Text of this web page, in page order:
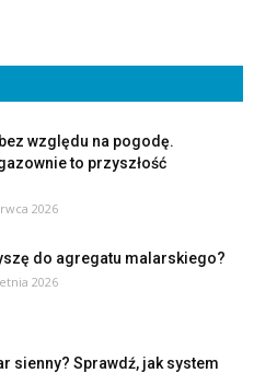
względu na pogodę.
to przyszłość
2026
do agregatu malarskiego?
2026
sienny? Sprawdź, jak system